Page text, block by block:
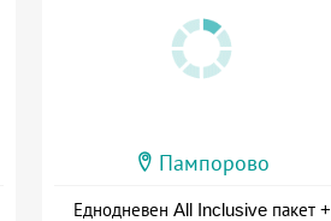
Пампорово
Еднодневен All Inclusive пакет +